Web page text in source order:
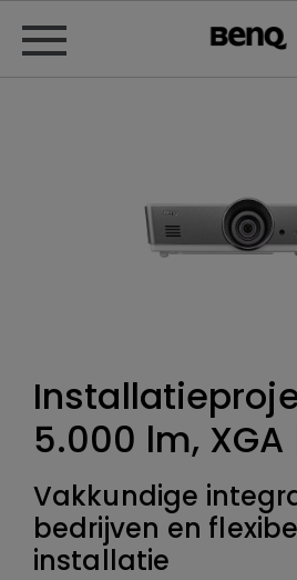
5.000 lm, XGA
Vakkundige
bedrijven en
installatie